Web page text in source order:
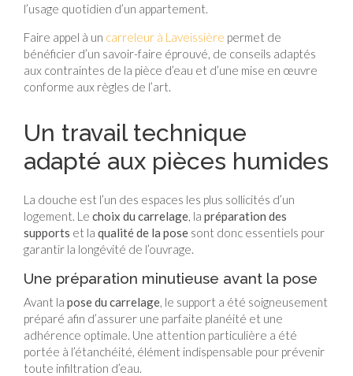
l’usage quotidien d’un appartement.
Faire appel à un carreleur à Laveissière permet de
bénéficier d’un savoir-faire éprouvé, de conseils adaptés
aux contraintes de la pièce d’eau et d’une mise en œuvre
conforme aux règles de l’art.
Un travail technique
adapté aux pièces humides
La douche est l’un des espaces les plus sollicités d’un
logement. Le choix du carrelage , la préparation des
supports et la qualité de la pose sont donc essentiels pour
garantir la longévité de l’ouvrage.
Une préparation minutieuse avant la pose
Avant la pose du carrelage , le support a été soigneusement
préparé afin d’assurer une parfaite planéité et une
adhérence optimale. Une attention particulière a été
portée à l’étanchéité, élément indispensable pour prévenir
toute infiltration d’eau.